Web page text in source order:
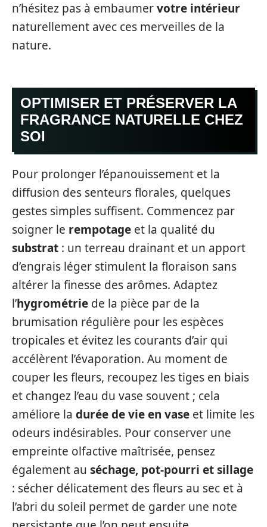
n’hésitez pas à embaumervotre intérieur
naturellement avec ces merveilles de la
nature.
OPTIMISER ET PRÉSERVER LA
FRAGRANCE NATURELLE CHEZ
SOI
Pour prolonger l’épanouissement et la
diffusion des senteurs florales, quelques
gestes simples suffisent. Commencez par
soigner le rempotage et la qualité du
substrat : un terreau drainant et un apport
d’engrais léger stimulent la floraison sans
altérer la finesse des arômes. Adaptez
l’hygrométrie de la pièce par de la
brumisation régulière pour les espèces
tropicales et évitez les courants d’air qui
accélèrent l’évaporation. Au moment de
couper les fleurs, recoupez les tiges en biais
et changez l’eau du vase souvent ; cela
améliore la durée de vie en vase et limite les
odeurs indésirables. Pour conserver une
empreinte olfactive maîtrisée, pensez
également au séchage, pot-pourri et sillage
: sécher délicatement des fleurs au sec et à
l’abri du soleil permet de garder une note